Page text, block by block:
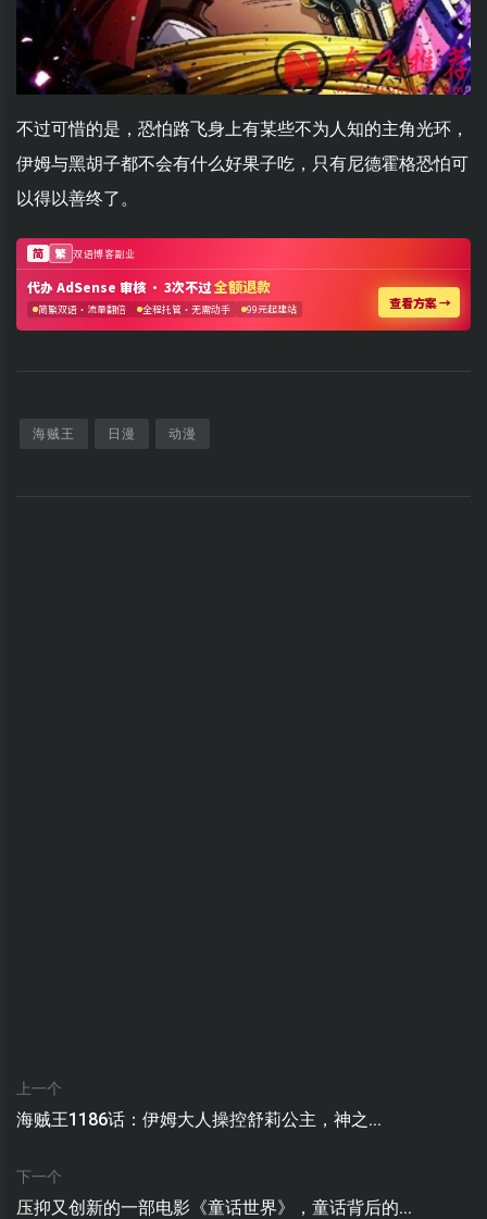
不过可惜的是，恐怕路飞身上有某些不为人知的主角光环，
伊姆与黑胡子都不会有什么好果子吃，只有尼德霍格恐怕可
以得以善终了。
海贼王 日漫 动漫
上一个
海贼王1186话：伊姆大人操控舒莉公主，神之...
下一个
压抑又创新的一部电影《童话世界》，童话背后的...